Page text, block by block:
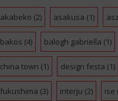
akabeko (2) asakusa (1)
bakos (4) balogh gabriella (1)
china town (1) design festa (1)
fukushima (3) interju (2) ise